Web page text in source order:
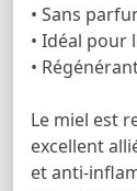
• Sans
• Idéal pour
•
Le miel est
excellent
et anti-